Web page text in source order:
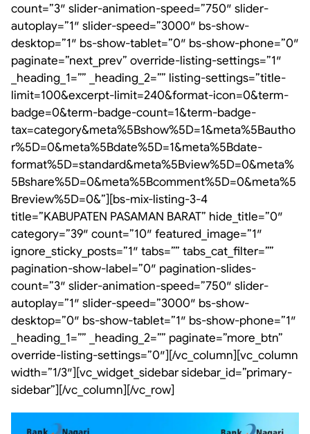
count=”3″ slider-animation-speed=”750″ slider-
autoplay=”1″ slider-speed=”3000″ bs-show-
desktop=”1″ bs-show-tablet=”0″ bs-show-phone=”0″
paginate=”next_prev” override-listing-settings=”1″
_heading_1=”” _heading_2=”” listing-settings=”title-
limit=100&excerpt-limit=240&format-icon=0&term-
badge=0&term-badge-count=1&term-badge-
tax=category&meta%5Bshow%5D=1&meta%5Bautho
r%5D=0&meta%5Bdate%5D=1&meta%5Bdate-
format%5D=standard&meta%5Bview%5D=0&meta%
5Bshare%5D=0&meta%5Bcomment%5D=0&meta%5
Breview%5D=0&”][bs-mix-listing-3-4
title=”KABUPATEN PASAMAN BARAT” hide_title=”0″
category=”39″ count=”10″ featured_image=”1″
ignore_sticky_posts=”1″ tabs=”” tabs_cat_filter=””
pagination-show-label=”0″ pagination-slides-
count=”3″ slider-animation-speed=”750″ slider-
autoplay=”1″ slider-speed=”3000″ bs-show-
desktop=”0″ bs-show-tablet=”1″ bs-show-phone=”1″
_heading_1=”” _heading_2=”” paginate=”more_btn”
override-listing-settings=”0″][/vc_column][vc_column
width=”1/3″][vc_widget_sidebar sidebar_id=”primary-
sidebar”][/vc_column][/vc_row]